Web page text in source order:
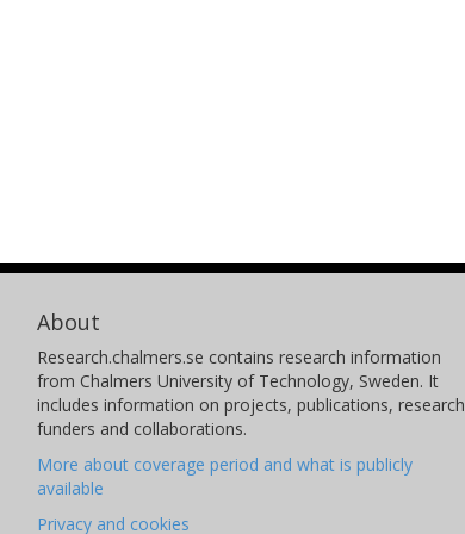
About
Research.chalmers.se contains research information
from Chalmers University of Technology, Sweden. It
includes information on projects, publications, research
funders and collaborations.
More about coverage period and what is publicly
available
Privacy and cookies